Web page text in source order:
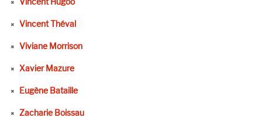
Vincent Théval
Viviane Morrison
Xavier Mazure
Eugène Bataille
Zacharie Boissau